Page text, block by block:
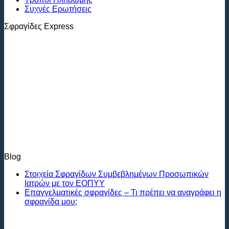
Συχνές Ερωτήσεις
Σφραγίδες Express
Blog
Στοιχεία Σφραγίδων Συμβεβλημένων Προσωπικών
Ιατρών με τον ΕΟΠΥΥ
Επαγγελματικές σφραγίδες – Τι πρέπει να αναγράφει η
σφραγίδα μου;